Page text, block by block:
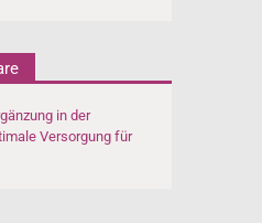
in der
Versorgung für